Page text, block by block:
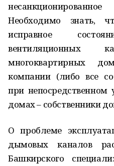
Необходимо знать,
исправное
вентиляционных
многоквартирных
компании (либо все
при
домах – собственники
О проблеме
дымовых каналов
Башкирского